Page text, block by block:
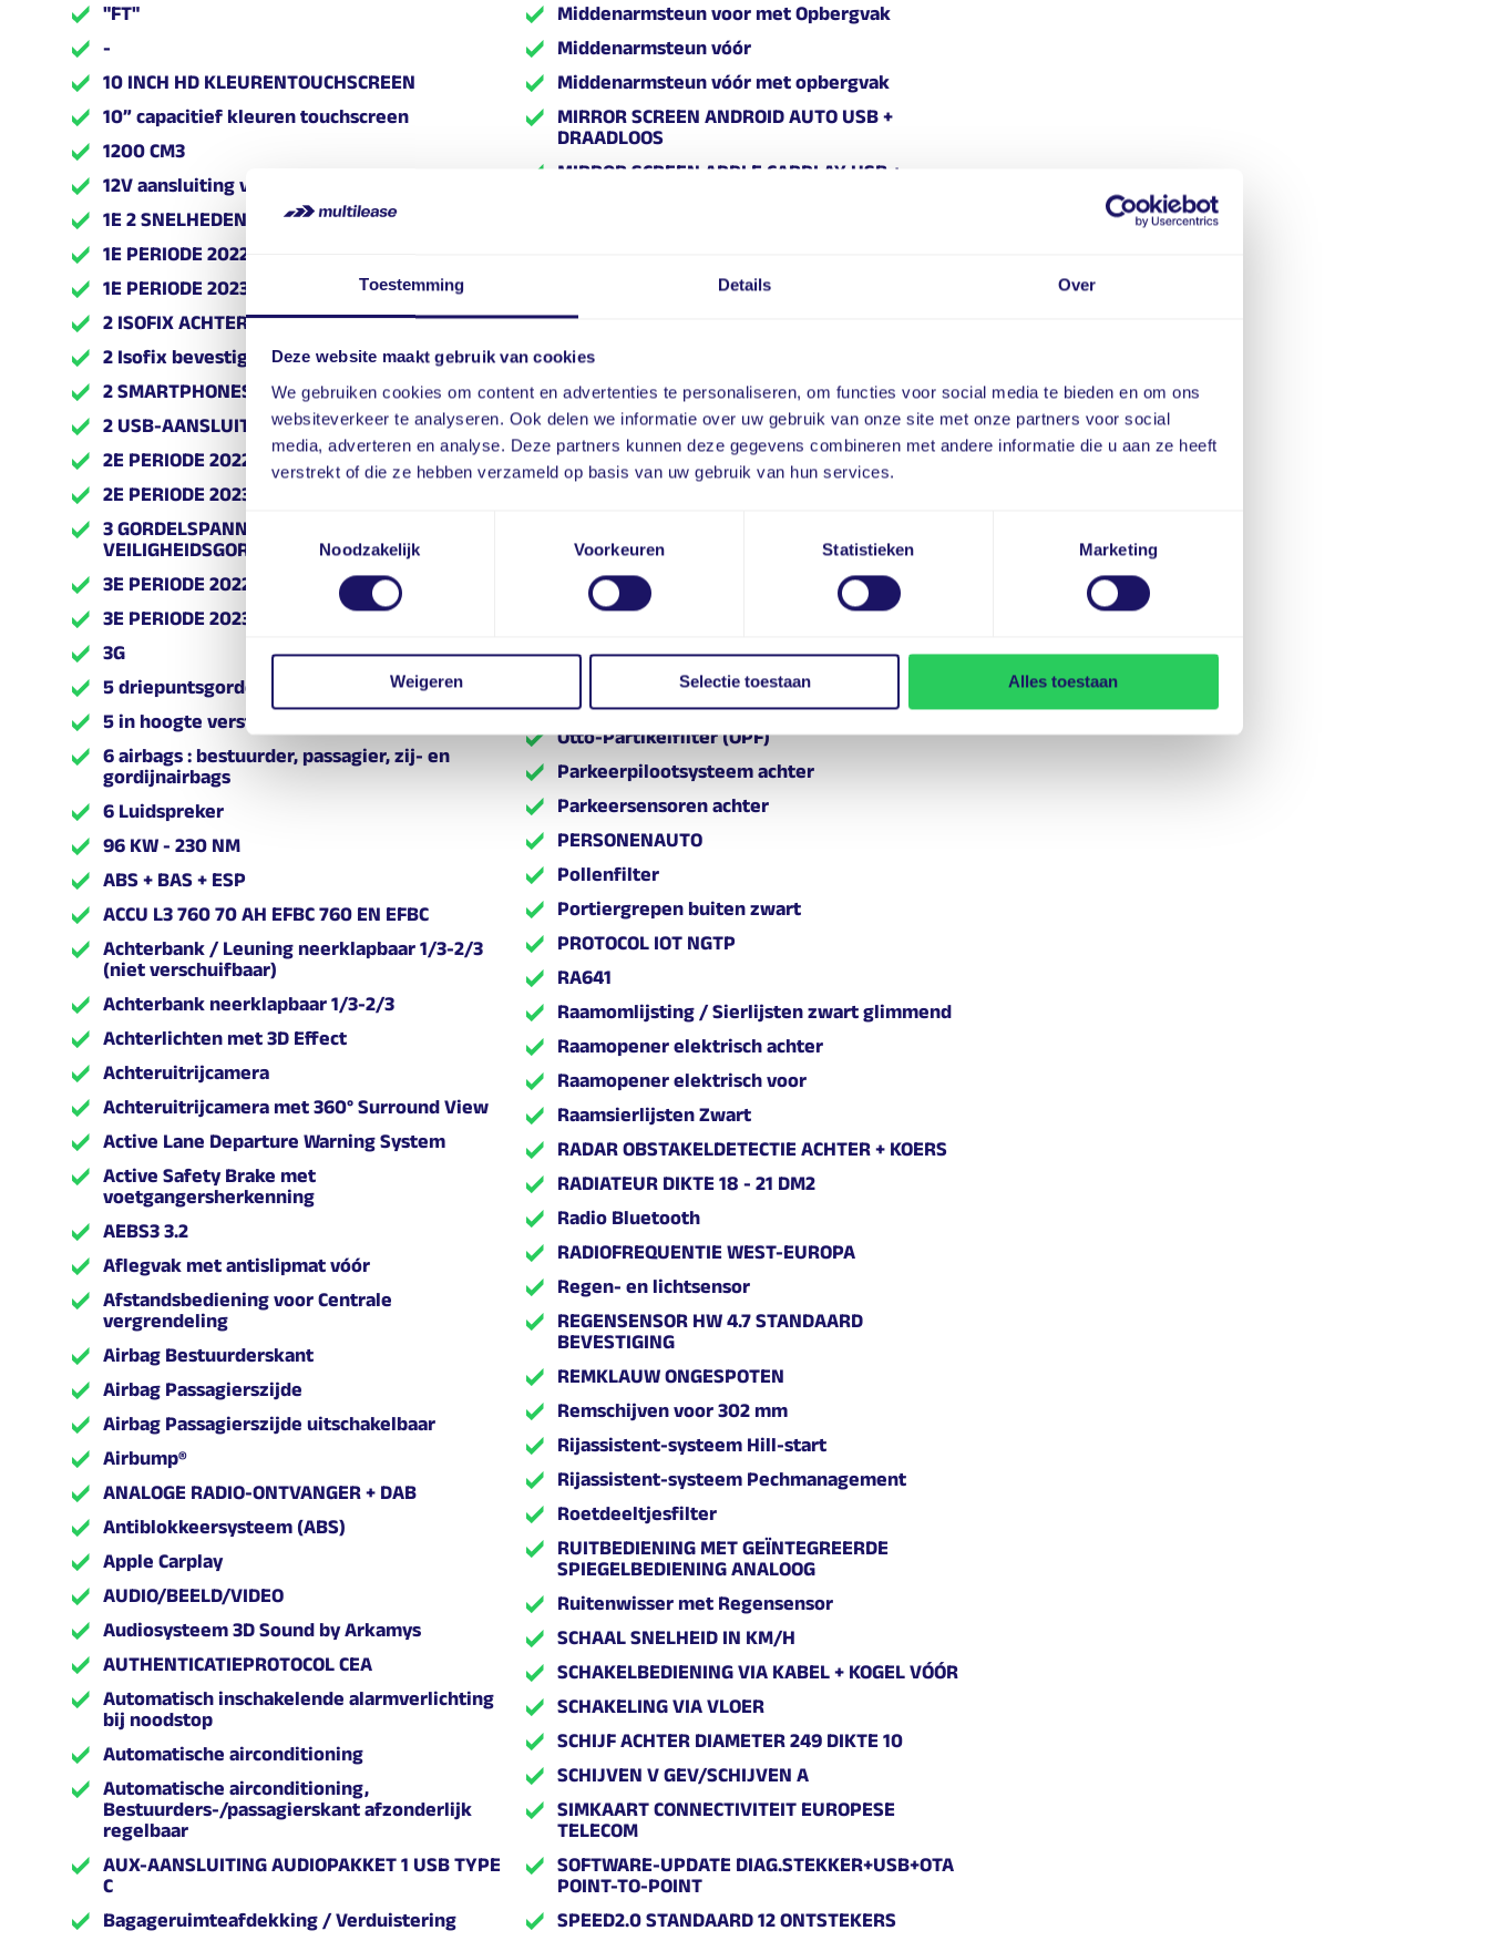
Toestemming Details Over
Deze website maakt gebruik van cookies
We gebruiken cookies om content en advertenties te personaliseren, om functies voor social media te bieden en om ons
websiteverkeer te analyseren. Ook delen we informatie over uw gebruik van onze site met onze partners voor social
media, adverteren en analyse. Deze partners kunnen deze gegevens combineren met andere informatie die u aan ze heeft
verstrekt of die ze hebben verzameld op basis van uw gebruik van hun services.
Toestemmingsselectie
Noodzakelijk
Voorkeuren Statistieken Marketing
Weigeren Selectie toestaan Alles toestaan
"FT"
-
10 INCH HD KLEURENTOUCHSCREEN
10” capacitief kleuren touchscreen
1200 CM3
12V aansluiting voor
1E 2 SNELHEDEN 140 W AERO KORTE BUIS
1E PERIODE 2022/VÓÓR 1E PERIODE 2024
1E PERIODE 2023/VOOR 1E PERIODE 2025
2 ISOFIX ACHTER + 2 TOP TETHER ACHTER
2 Isofix bevestigingspunten op achterbank
2 SMARTPHONES
2 USB-AANSLUITINGEN TYPE A VOOR LADER
2E PERIODE 2022/VÓÓR 2E PERIODE 2024
2E PERIODE 2023/VÓÓR 2E PERIODE 2025
3 GORDELSPANNERS EN VERKLIKKERLAMPJE
VEILIGHEIDSGORDEL
3E PERIODE 2022/VÓÓR 3E PERIODE 2024
3E PERIODE 2023/VÓÓR 3E PERIODE 2025
3G
5 driepuntsgordels
5 in hoogte verstelbare hoofdsteunen
6 airbags : bestuurder, passagier, zij- en
gordijnairbags
6 Luidspreker
96 KW - 230 NM
ABS + BAS + ESP
ACCU L3 760 70 AH EFBC 760 EN EFBC
Achterbank / Leuning neerklapbaar 1/3-2/3
(niet verschuifbaar)
Achterbank neerklapbaar 1/3-2/3
Achterlichten met 3D Effect
Achteruitrijcamera
Achteruitrijcamera met 360° Surround View
Active Lane Departure Warning System
Active Safety Brake met
voetgangersherkenning
AEBS3 3.2
Aflegvak met antislipmat vóór
Afstandsbediening voor Centrale
vergrendeling
Airbag Bestuurderskant
Airbag Passagierszijde
Airbag Passagierszijde uitschakelbaar
Airbump®
ANALOGE RADIO-ONTVANGER + DAB
Antiblokkeersysteem (ABS)
Apple Carplay
AUDIO/BEELD/VIDEO
Audiosysteem 3D Sound by Arkamys
AUTHENTICATIEPROTOCOL CEA
Automatisch inschakelende alarmverlichting
bij noodstop
Automatische airconditioning
Automatische airconditioning,
Bestuurders-/passagierskant afzonderlijk
regelbaar
AUX-AANSLUITING AUDIOPAKKET 1 USB TYPE
C
Bagageruimteafdekking / Verduistering
Middenarmsteun voor met Opbergvak
Middenarmsteun vóór
Middenarmsteun vóór met opbergvak
MIRROR SCREEN ANDROID AUTO USB +
DRAADLOOS
MIRROR SCREEN APPLE CARPLAY USB +
MODUS PERMANENTE WEERGAVE
INGESTELDE SNELHEID
Motor 1,2 L - 96 kW 12V e-THP / PureTech
MOTOR TYPE EB
N.V.T.
NEDERLAND
NORMAAL ONDERHOUD
NORMALE OMSTANDIGH
ONDERBREKER MOTORKAP INGEBOUWDE
STEKKER
Opbergvak (afsluitbaar) in centrale console
Otto-Partikelfilter (OPF)
Parkeerpilootsysteem achter
Parkeersensoren achter
PERSONENAUTO
Pollenfilter
Portiergrepen buiten zwart
PROTOCOL IOT NGTP
RA641
Raamomlijsting / Sierlijsten zwart glimmend
Raamopener elektrisch achter
Raamopener elektrisch voor
Raamsierlijsten Zwart
RADAR OBSTAKELDETECTIE ACHTER + KOERS
RADIATEUR DIKTE 18 - 21 DM2
Radio Bluetooth
RADIOFREQUENTIE WEST-EUROPA
Regen- en lichtsensor
REGENSENSOR HW 4.7 STANDAARD
BEVESTIGING
REMKLAUW ONGESPOTEN
Remschijven voor 302 mm
Rijassistent-systeem Hill-start
Rijassistent-systeem Pechmanagement
Roetdeeltjesfilter
RUITBEDIENING MET GEÏNTEGREERDE
SPIEGELBEDIENING ANALOOG
Ruitenwisser met Regensensor
SCHAAL SNELHEID IN KM/H
SCHAKELBEDIENING VIA KABEL + KOGEL VÓÓR
SCHAKELING VIA VLOER
SCHIJF ACHTER DIAMETER 249 DIKTE 10
SCHIJVEN V GEV/SCHIJVEN A
SIMKAART CONNECTIVITEIT EUROPESE
TELECOM
SOFTWARE-UPDATE DIAG.STEKKER+USB+OTA
POINT-TO-POINT
SPEED2.0 STANDAARD 12 ONTSTEKERS